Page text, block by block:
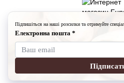
Сладость Турецкие сладости
Рахат Лукум Ролл
7006-201124-2-1000